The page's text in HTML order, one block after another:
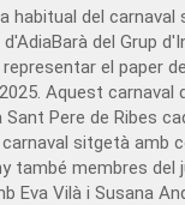
habitual del carnaval
del Grup
el paper
Aquest carnaval
Pere de Ribes
sitgetà amb
també membres del
Eva Vilà i Susana